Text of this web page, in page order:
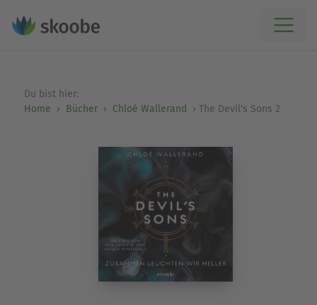
Du bist hier:
Home
Bücher Chloé Wallerand The Devil's Sons 2